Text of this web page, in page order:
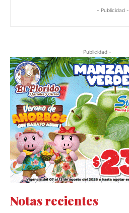
- Publicidad -
-Publicidad -
Notas recientes